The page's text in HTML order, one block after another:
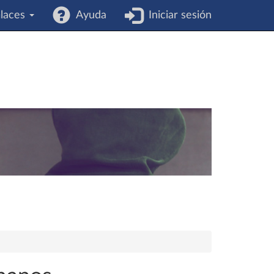
Ayuda Iniciar sesión